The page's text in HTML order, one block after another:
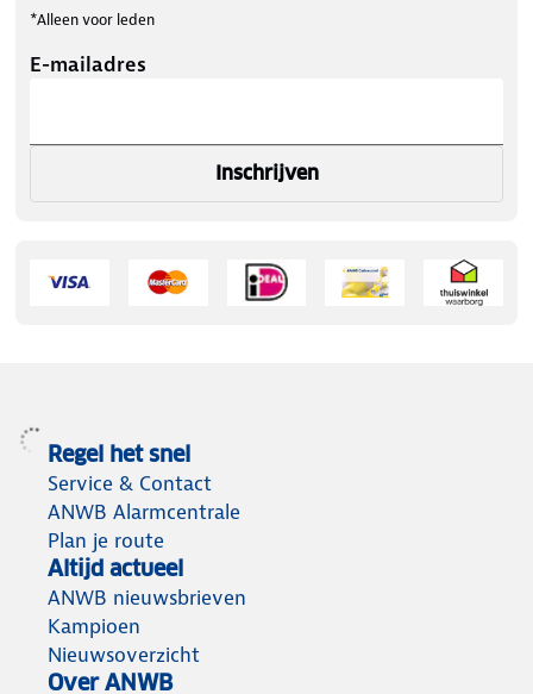
*Alleen voor leden
E-mailadres
Inschrijven
Regel het snel
Service & Contact
ANWB Alarmcentrale
Plan je route
Altijd actueel
ANWB nieuwsbrieven
Kampioen
Nieuwsoverzicht
Over ANWB